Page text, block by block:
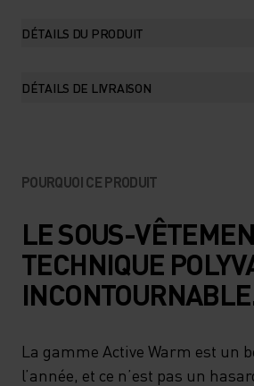
DÉTAILS DU PRODUIT
DÉTAILS DE LIVRAISON
POURQUOI CE PRODUIT
LE SOUS-
TECHNIQUE
La gamme Active Warm est un
l’année, et ce n’est pas un